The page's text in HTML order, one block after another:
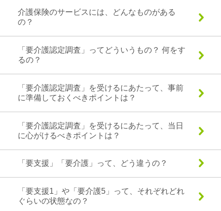
介護保険のサービスには、どんなものがある
の？
「要介護認定調査」ってどういうもの？ 何をす
るの？
「要介護認定調査」を受けるにあたって、事前
に準備しておくべきポイントは？
「要介護認定調査」を受けるにあたって、当日
に心がけるべきポイントは？
「要支援」「要介護」って、どう違うの？
「要支援1」や「要介護5」って、それぞれどれ
ぐらいの状態なの？